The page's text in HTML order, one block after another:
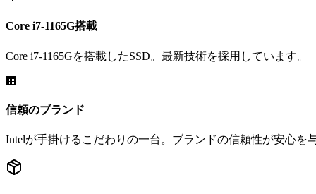
Core i7-1165G搭載
Core i7-1165Gを搭載したSSD。最新技術を採用しています。
🏢
信頼のブランド
Intelが手掛けるこだわりの一台。ブランドの信頼性が安心を